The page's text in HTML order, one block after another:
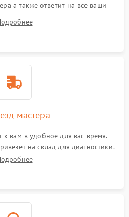
а также ответит на все ваши
мастера
к вам в удобное для вас время.
на склад для диагностики.